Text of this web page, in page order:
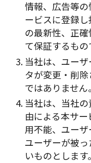
情報、広告等
ービスに登録
の最新性、正
て保証するもの
当社は、ユー
タが変更・削
ではありません。
当社は、当社
由による本サ
用不能、ユー
ユーザーが被
いものとします。